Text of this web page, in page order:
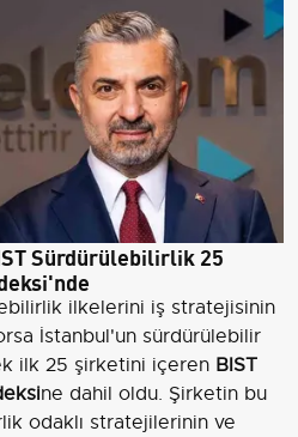
Sürdürülebilirlik 25
ilkelerini iş stratejisinin
İstanbul'un sürdürülebilir
ilk 25 şirketini içeren BIST
ne dahil oldu. Şirketin bu
odaklı stratejilerinin ve